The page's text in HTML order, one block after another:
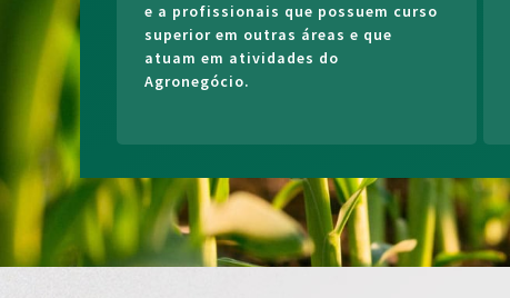
e a profissionais que possuem curso
superior em outras áreas e que
atuam em atividades do
Agronegócio.